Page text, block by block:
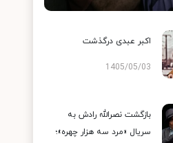
اکبر عبدی درگذشت
1405/05/03
بازگشت نصرالله رادش به
سریال «مرد سه هزار چهره»؛